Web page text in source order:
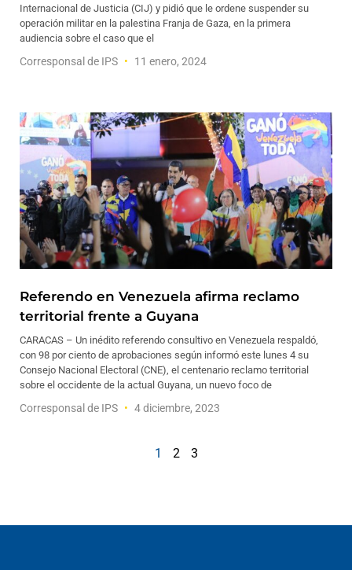
Internacional de Justicia (CIJ) y pidió que le ordene suspender su
operación militar en la palestina Franja de Gaza, en la primera
audiencia sobre el caso que el
Corresponsal de IPS 11 enero, 2024
Referendo en Venezuela afirma reclamo
territorial frente a Guyana
CARACAS – Un inédito referendo consultivo en Venezuela respaldó,
con 98 por ciento de aprobaciones según informó este lunes 4 su
Consejo Nacional Electoral (CNE), el centenario reclamo territorial
sobre el occidente de la actual Guyana, un nuevo foco de
Corresponsal de IPS 4 diciembre, 2023
1 2 3